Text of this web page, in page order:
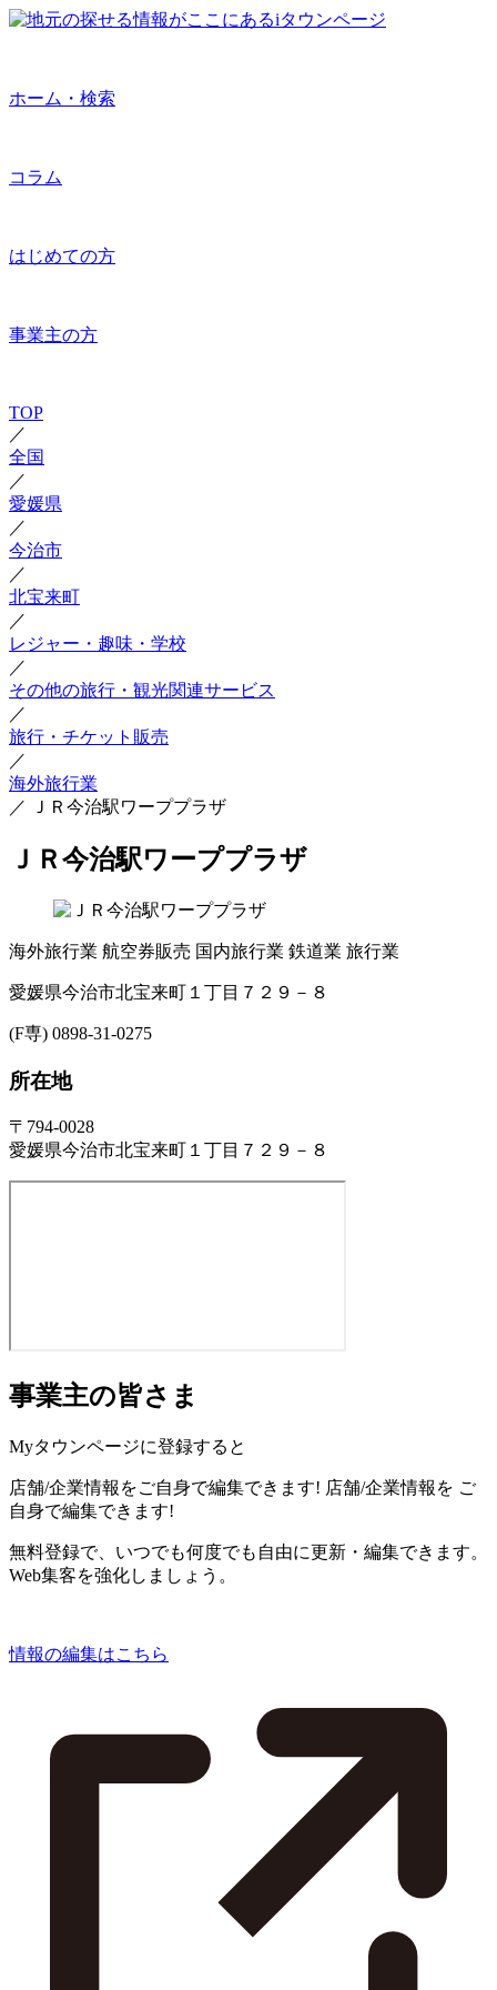
ホーム・検索
コラム
はじめての方
事業主の方
TOP
／
全国
／
愛媛県
／
今治市
／
北宝来町
／
レジャー・趣味・学校
／
その他の旅行・観光関連サービス
／
旅行・チケット販売
／
海外旅行業
／
ＪＲ今治駅ワーププラザ
ＪＲ今治駅ワーププラザ
海外旅行業 航空券販売 国内旅行業 鉄道業 旅行業
愛媛県今治市北宝来町１丁目７２９－８
(F専) 0898-31-0275
所在地
〒794-0028
愛媛県今治市北宝来町１丁目７２９－８
事業主の皆さま
Myタウンページに登録すると
店舗/企業情報をご自身で編集できます! 店舗/企業情報を ご
自身で編集できます!
無料登録で、いつでも何度でも自由に更新・編集できます。
Web集客を強化しましょう。
情報の編集はこちら